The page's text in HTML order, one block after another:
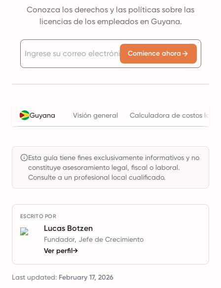
Conozca los derechos y las políticas sobre las
licencias de los empleados en Guyana.
Comience ahora
Guyana Visión general Calculadora de costos
Esta guía tiene fines exclusivamente informativos y no
constituye asesoramiento legal, fiscal o laboral.
Consulte a un profesional local cualificado.
ESCRITO POR
Lucas Botzen
Fundador, Jefe de Crecimiento
Ver perfil→
Last updated: February 17, 2026